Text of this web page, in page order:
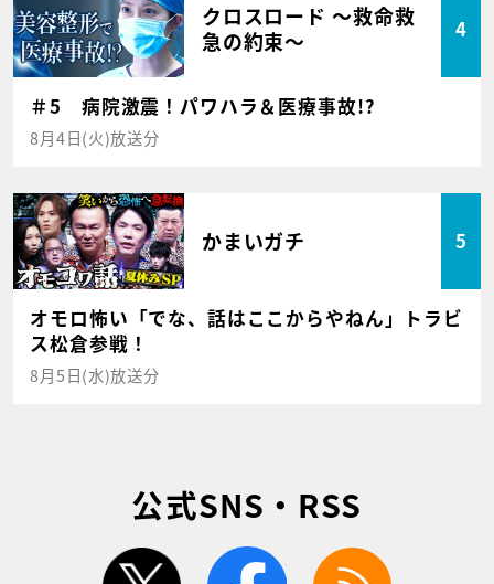
クロスロード ～救命救
急の約束～
4
＃5 病院激震！パワハラ＆医療事故!?
8月4日(火)放送分
かまいガチ 5
オモロ怖い「でな、話はここからやねん」トラビ
ス松倉参戦！
8月5日(水)放送分
公式SNS・RSS
twitter facebook